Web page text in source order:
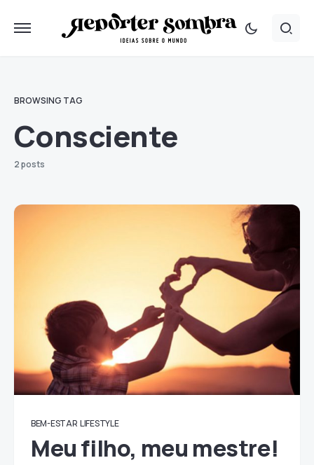
BROWSING TAG
Consciente
2 posts
BEM-ESTAR LIFESTYLE
Meu filho, meu mestre!